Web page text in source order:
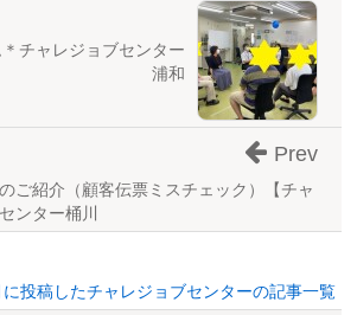
チャレジョブセンター
浦和
ご紹介（顧客伝票ミスチェック）【チャ
ンター桶川
Prev
投稿したチャレジョブセンターの記事一覧